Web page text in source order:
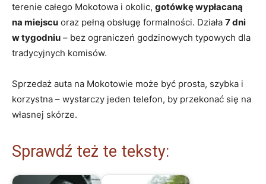
terenie całego Mokotowa i okolic, gotówkę wypłacaną
na miejscu oraz pełną obsługę formalności. Działa 7 dni
w tygodniu – bez ograniczeń godzinowych typowych dla
tradycyjnych komisów.
Sprzedaż auta na Mokotowie może być prosta, szybka i
korzystna – wystarczy jeden telefon, by przekonać się na
własnej skórze.
Sprawdź też te teksty: